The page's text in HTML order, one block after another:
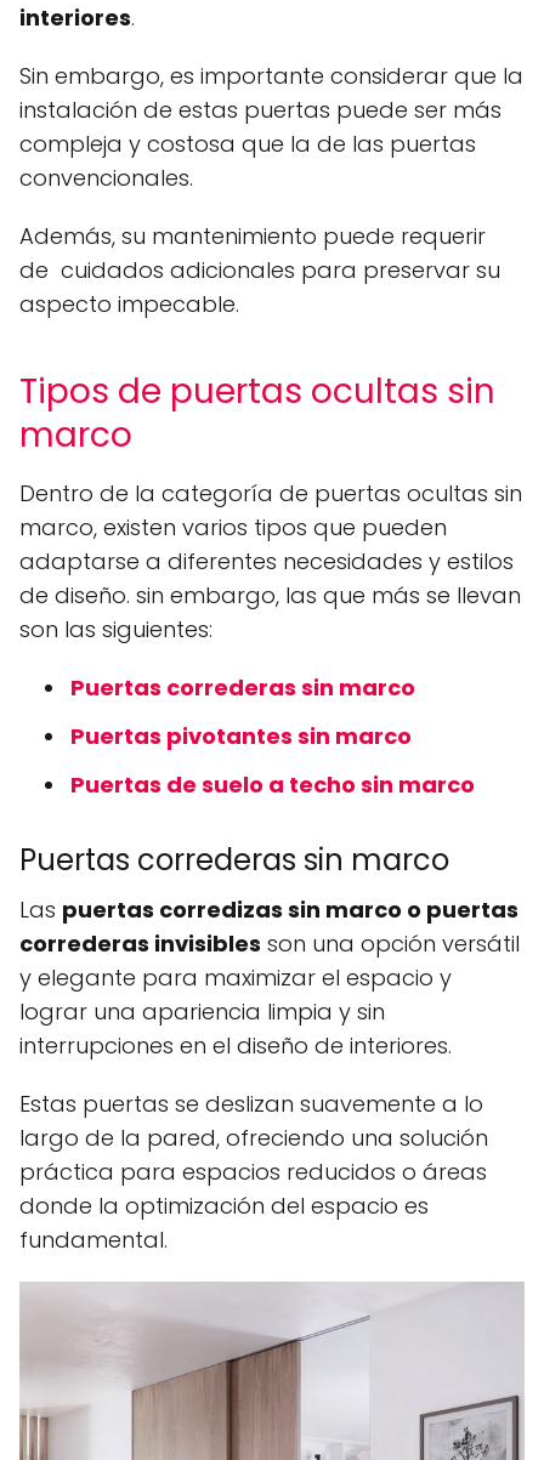
interiores.
Sin embargo, es importante considerar que la
instalación de estas puertas puede ser más
compleja y costosa que la de las puertas
convencionales.
Además, su mantenimiento puede requerir
de cuidados adicionales para preservar su
aspecto impecable.
Tipos de puertas ocultas sin
marco
Dentro de la categoría de puertas ocultas sin
marco, existen varios tipos que pueden
adaptarse a diferentes necesidades y estilos
de diseño. sin embargo, las que más se llevan
son las siguientes:
Puertas correderas sin marco
Puertas pivotantes sin marco
Puertas de suelo a techo sin marco
Puertas correderas sin marco
Las puertas corredizas sin marco o puertas
correderas invisibles son una opción versátil
y elegante para maximizar el espacio y
lograr una apariencia limpia y sin
interrupciones en el diseño de interiores.
Estas puertas se deslizan suavemente a lo
largo de la pared, ofreciendo una solución
práctica para espacios reducidos o áreas
donde la optimización del espacio es
fundamental.